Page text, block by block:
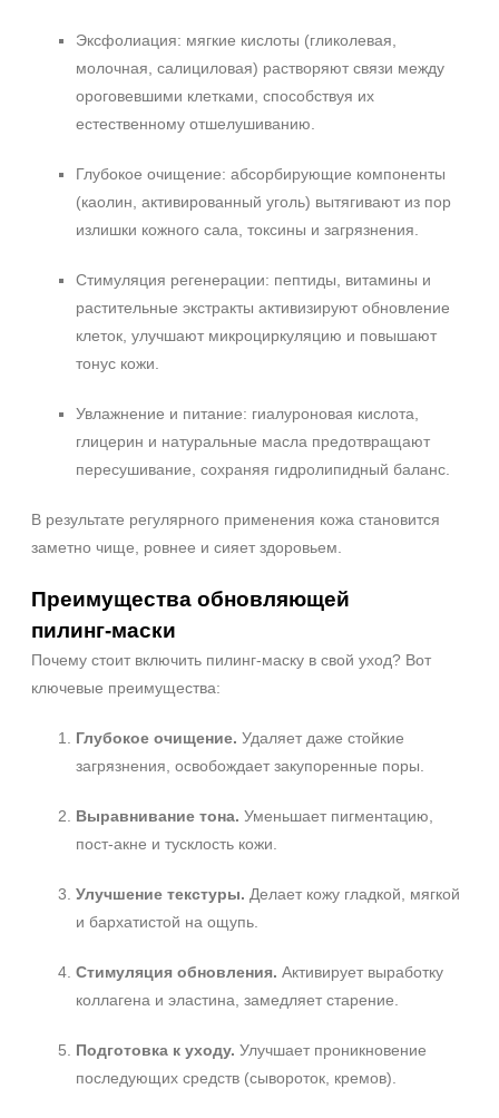
Эксфолиация: мягкие кислоты (гликолевая,
молочная, салициловая) растворяют связи между
ороговевшими клетками, способствуя их
естественному отшелушиванию.
Глубокое очищение: абсорбирующие компоненты
(каолин, активированный уголь) вытягивают из пор
излишки кожного сала, токсины и загрязнения.
Стимуляция регенерации: пептиды, витамины и
растительные экстракты активизируют обновление
клеток, улучшают микроциркуляцию и повышают
тонус кожи.
Увлажнение и питание: гиалуроновая кислота,
глицерин и натуральные масла предотвращают
пересушивание, сохраняя гидролипидный баланс.
В результате регулярного применения кожа становится
заметно чище, ровнее и сияет здоровьем.
Преимущества обновляющей
пилинг‑маски
Почему стоит включить пилинг‑маску в свой уход? Вот
ключевые преимущества:
Глубокое очищение. Удаляет даже стойкие
загрязнения, освобождает закупоренные поры.
Выравнивание тона. Уменьшает пигментацию,
пост‑акне и тусклость кожи.
Улучшение текстуры. Делает кожу гладкой, мягкой
и бархатистой на ощупь.
Стимуляция обновления. Активирует выработку
коллагена и эластина, замедляет старение.
Подготовка к уходу. Улучшает проникновение
последующих средств (сывороток, кремов).
Не показывать предложение о консультации
+7 (929) 933-09-89